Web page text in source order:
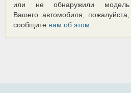
или не обнаружили модель
Вашего автомобиля, пожалуйста,
сообщите нам об этом